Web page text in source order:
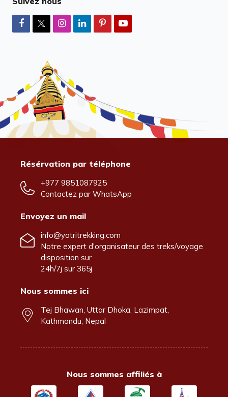
Résérvation par téléphone
+977 9851087925
Contactez par WhatsApp
Envoyez un mail
info@yatritrekking.com
Notre expert d'organisateur des treks/voyage
disposition sur
24h/7j sur 365j
Nous sommes ici
Tej Bhawan, Uttar Dhoka, Lazimpat,
Kathmandu, Nepal
Nous sommes affiliés à